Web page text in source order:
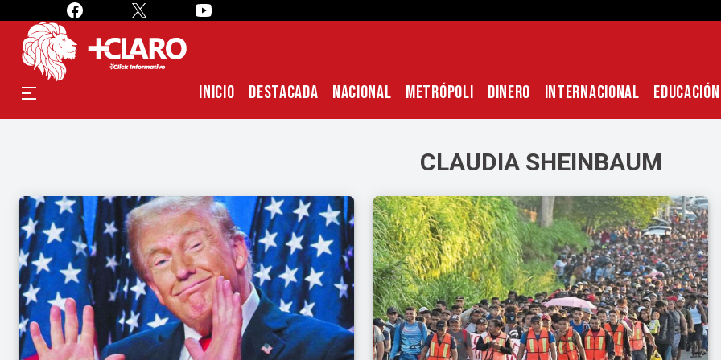
INICIO DESTACADA NACIONAL METRÓPOLI DINERO INTERNACIONAL EDUCACIÓN
CLAUDIA SHEINBAUM